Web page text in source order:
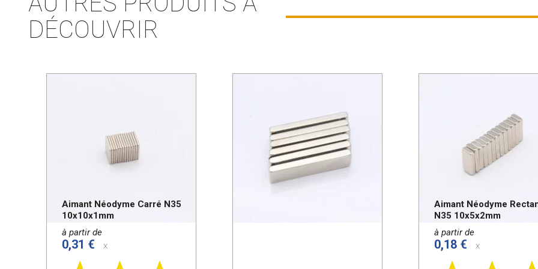
DÉCOUVRIR
Aimant Néodyme Carré N35
10x10x1mm
à partir de
0,31 € x
Aimant Néodyme
N35 10x5x2mm
à partir de
0,18 € x